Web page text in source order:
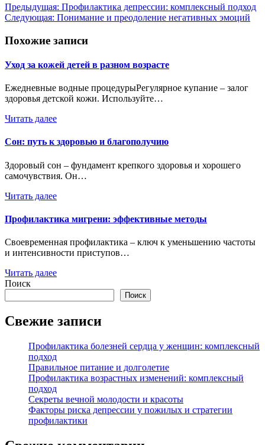
Навигация
по
записям
Предыдущая: Профилактика депрессии: комплексный подход
Следующая: Понимание и преодоление негативных эмоций
Похожие записи
Уход за кожей детей в разном возрасте
Ежедневные водные процедурыРегулярное купание – залог
здоровья детской кожи. Используйте…
Читать далее
Сон: путь к здоровью и благополучию
Здоровый сон – фундамент крепкого здоровья и хорошего
самочувствия. Он…
Читать далее
Профилактика мигрени: эффективные методы
Своевременная профилактика – ключ к уменьшению частоты
и интенсивности приступов…
Читать далее
Поиск
Поиск
Свежие записи
Профилактика болезней сердца у женщин: комплексный
подход
Правильное питание и долголетие
Профилактика возрастных изменений: комплексный
подход
Секреты вечной молодости и красоты
Факторы риска депрессии у пожилых и стратегии
профилактики